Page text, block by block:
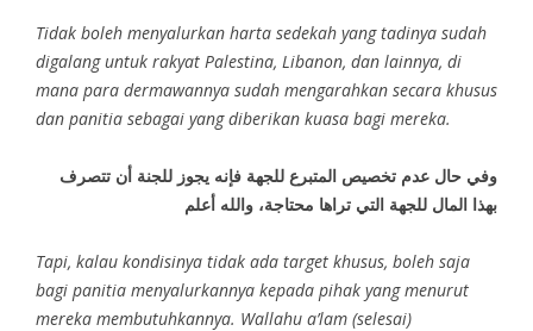
Tidak boleh menyalurkan harta sedekah yang tadinya sudah
digalang untuk rakyat Palestina, Libanon, dan lainnya, di
mana para dermawannya sudah mengarahkan secara khusus
dan panitia sebagai yang diberikan kuasa bagi mereka.
وفي حال عدم تخصيص المتبرع للجهة فإنه يجوز للجنة أن تتصرف
بهذا المال للجهة التي تراها محتاجة، والله أعلم
Tapi, kalau kondisinya tidak ada target khusus, boleh saja
bagi panitia menyalurkannya kepada pihak yang menurut
mereka membutuhkannya. Wallahu a’lam (selesai)